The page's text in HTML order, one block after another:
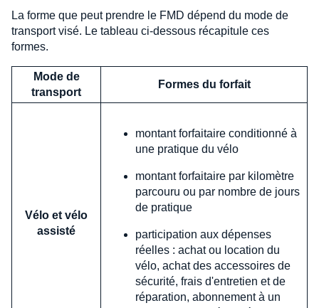
La forme que peut prendre le FMD dépend du mode de
transport visé. Le tableau ci-dessous récapitule ces
formes.
Mode de
transport
Formes du forfait
Vélo et vélo
assisté
montant forfaitaire conditionné à
une pratique du vélo
montant forfaitaire par kilomètre
parcouru ou par nombre de jours
de pratique
participation aux dépenses
réelles : achat ou location du
vélo, achat des accessoires de
sécurité, frais d'entretien et de
réparation, abonnement à un